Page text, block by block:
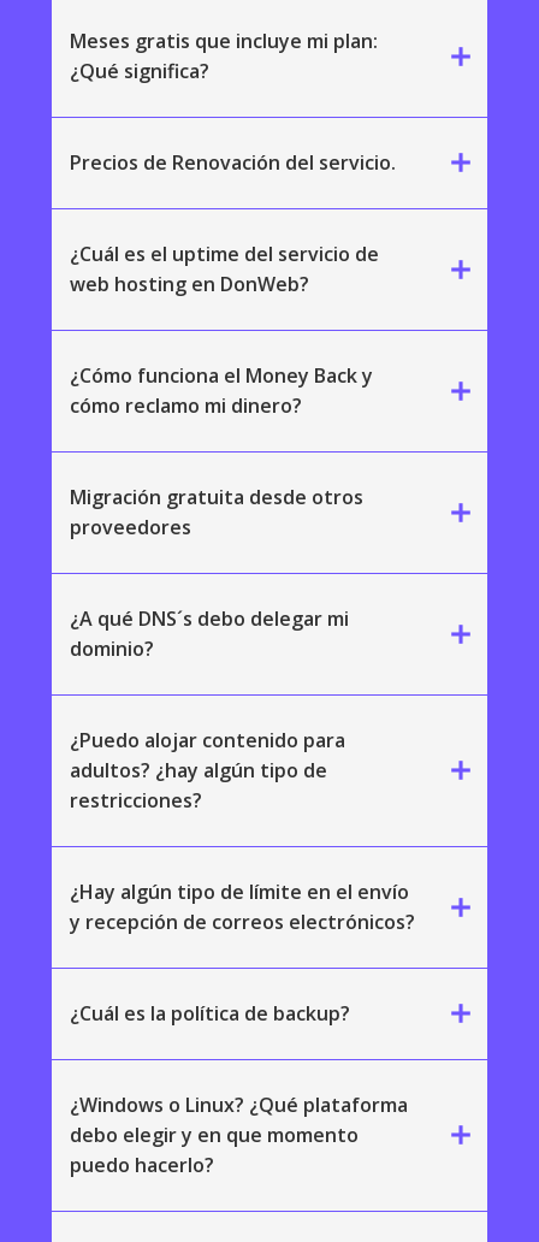
Meses gratis que incluye mi plan:
¿Qué significa?
add
Precios de Renovación del servicio. add
¿Cuál es el uptime del servicio de
web hosting en DonWeb?
add
¿Cómo funciona el Money Back y
cómo reclamo mi dinero?
add
Migración gratuita desde otros
proveedores
add
¿A qué DNS´s debo delegar mi
dominio?
add
¿Puedo alojar contenido para
adultos? ¿hay algún tipo de
restricciones?
add
¿Hay algún tipo de límite en el envío
y recepción de correos electrónicos?
add
¿Cuál es la política de backup? add
¿Windows o Linux? ¿Qué plataforma
debo elegir y en que momento
puedo hacerlo?
add